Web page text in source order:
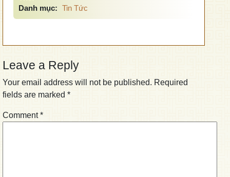
Danh mục: Tin Tức
Leave a Reply
Your email address will not be published. Required
fields are marked *
Comment*